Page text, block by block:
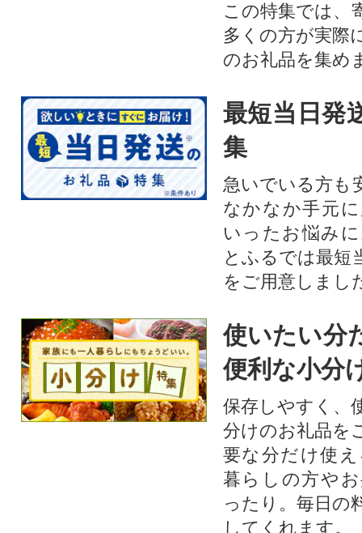
この特集では、
多くの方が実際
のお礼品を集め
最短当日発
集
急いでいる方も
なかなか手元
いったお悩み
とふるでは最短
をご用意しまし
使いたい分
便利な小分
保存しやすく、
分けのお礼品を
要な分だけ使
暮らしの方や
ったり。毎日の
してくれます。